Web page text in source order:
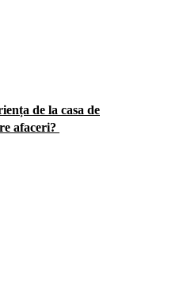
de la casa de
afaceri?